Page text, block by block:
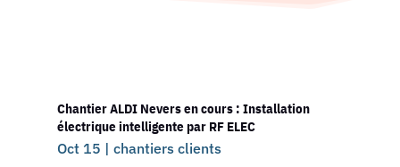
Chantier ALDI Nevers en cours : Installation
électrique intelligente par RF ELEC
Oct 15 | chantiers clients